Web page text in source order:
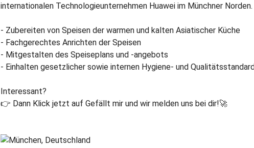
internationalen Technologieunternehmen Huawei im Münchner Norden.
- Zubereiten von Speisen der warmen und kalten Asiatischer Küche
- Fachgerechtes Anrichten der Speisen
- Mitgestalten des Speiseplans und -angebots
- Einhalten gesetzlicher sowie internen Hygiene- und
Interessant?
👉 Dann Klick jetzt auf Gefällt mir und wir melden uns bei dir!🚀